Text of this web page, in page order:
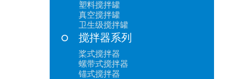
塑料搅拌罐
真空搅拌罐
卫生级搅拌罐
搅拌器系列
桨式搅拌器
螺带式搅拌器
锚式搅拌器